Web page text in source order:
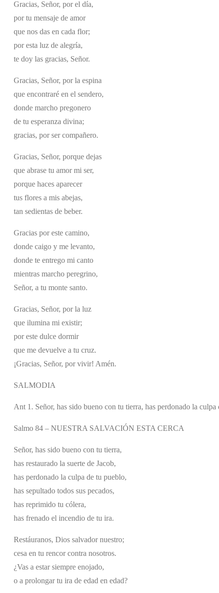
Gracias, Señor, por el día,
por tu mensaje de amor
que nos das en cada flor;
por esta luz de alegría,
te doy las gracias, Señor.
Gracias, Señor, por la espina
que encontraré en el sendero,
donde marcho pregonero
de tu esperanza divina;
gracias, por ser compañero.
Gracias, Señor, porque dejas
que abrase tu amor mi ser,
porque haces aparecer
tus flores a mis abejas,
tan sedientas de beber.
Gracias por este camino,
donde caigo y me levanto,
donde te entrego mi canto
mientras marcho peregrino,
Señor, a tu monte santo.
Gracias, Señor, por la luz
que ilumina mi existir;
por este dulce dormir
que me devuelve a tu cruz.
¡Gracias, Señor, por vivir! Amén.
SALMODIA
Ant 1. Señor, has sido bueno con tu tierra, has perdonado la culpa
Salmo 84 – NUESTRA SALVACIÓN ESTA CERCA
Señor, has sido bueno con tu tierra,
has restaurado la suerte de Jacob,
has perdonado la culpa de tu pueblo,
has sepultado todos sus pecados,
has reprimido tu cólera,
has frenado el incendio de tu ira.
Restáuranos, Dios salvador nuestro;
cesa en tu rencor contra nosotros.
¿Vas a estar siempre enojado,
o a prolongar tu ira de edad en edad?